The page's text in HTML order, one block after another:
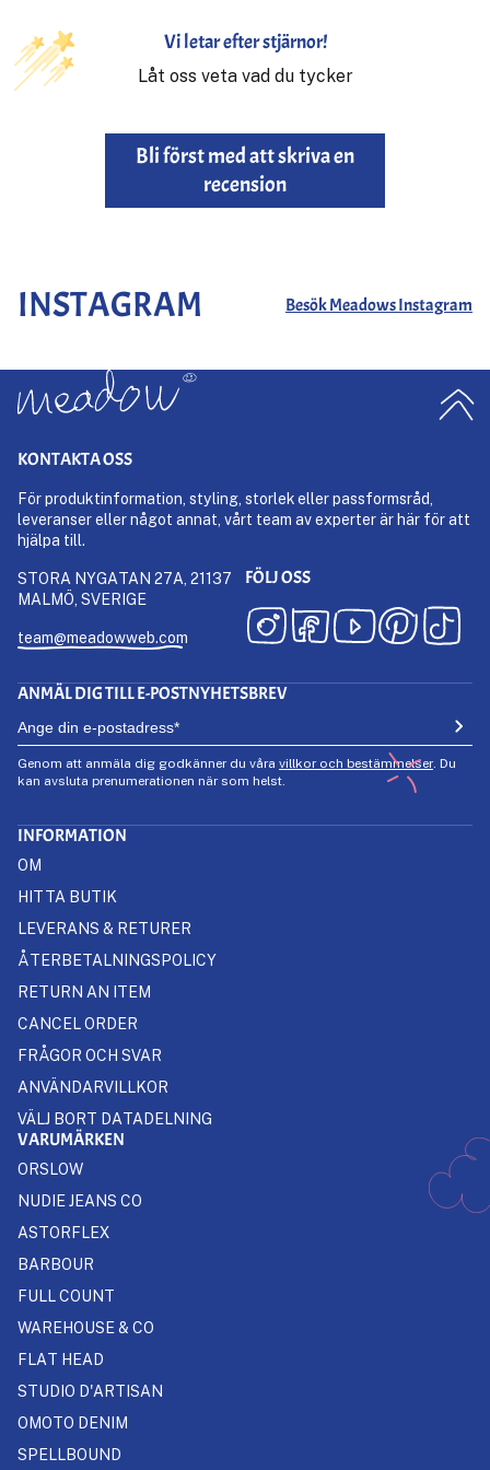
Vi letar efter stjärnor!
Låt oss veta vad du tycker
Bli först med att skriva en
recension
INSTAGRAM Besök Meadows Instagram
KONTAKTA OSS
För produktinformation, styling, storlek eller passformsråd,
leveranser eller något annat, vårt team av experter är här för att
hjälpa till.
STORA NYGATAN 27A, 21137
MALMÖ, SVERIGE
team@meadowweb.com
FÖLJ OSS
ANMÄL DIG TILL E-POSTNYHETSBREV
Genom att anmäla dig godkänner du våra villkor och bestämmelser. Du
kan avsluta prenumerationen när som helst.
INFORMATION
OM
HITTA BUTIK
LEVERANS & RETURER
ÅTERBETALNINGSPOLICY
RETURN AN ITEM
CANCEL ORDER
FRÅGOR OCH SVAR
ANVÄNDARVILLKOR
VÄLJ BORT DATADELNING
VARUMÄRKEN
ORSLOW
NUDIE JEANS CO
ASTORFLEX
BARBOUR
FULL COUNT
WAREHOUSE & CO
FLAT HEAD
STUDIO D'ARTISAN
OMOTO DENIM
SPELLBOUND